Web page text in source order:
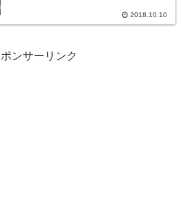
2018.10.10
ンサーリンク